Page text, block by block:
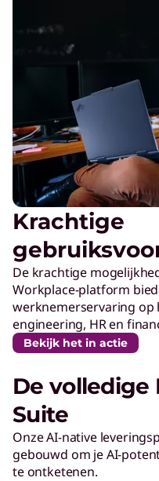
Krachtige
De krachtige
Workplace-platform
werknemerservaring op
engineering, HR en
Bekijk het in actie
De volledige
Suite
Onze AI-native
gebouwd om je AI-
te ontketenen.